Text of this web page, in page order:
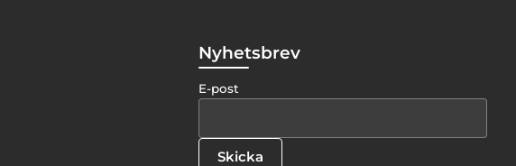
Nyhetsbrev
E-post